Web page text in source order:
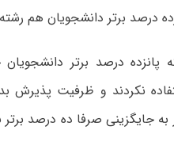
درصد برتر دانشجویان هم
درصد برتر
نکردند و ظرفیت پذیرش
جایگزینی صرفا ده درصد برتر